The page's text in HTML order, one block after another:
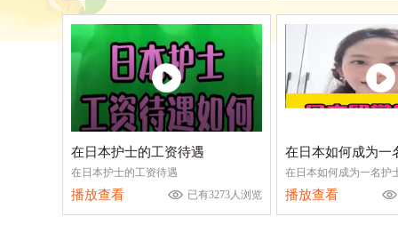
在日本护士的工资待遇
在日本护士的工资待遇
播放查看 已有3273人浏览
在日本如何成为一
在日本如何成为一名护
播放查看